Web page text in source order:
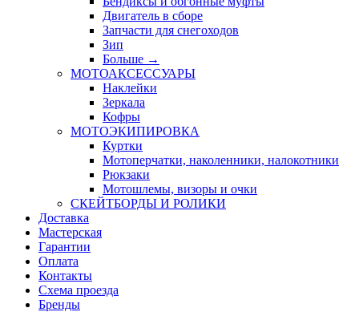
Двигатель в сборе
Запчасти для снегоходов
Зип
Больше →
МОТОАКСЕССУАРЫ
Наклейки
Зеркала
Кофры
МОТОЭКИПИРОВКА
Куртки
Мотоперчатки, наколенники, налокотники
Рюкзаки
Мотошлемы, визоры и очки
СКЕЙТБОРДЫ И РОЛИКИ
Доставка
Мастерская
Гарантии
Оплата
Контакты
Схема проезда
Бренды